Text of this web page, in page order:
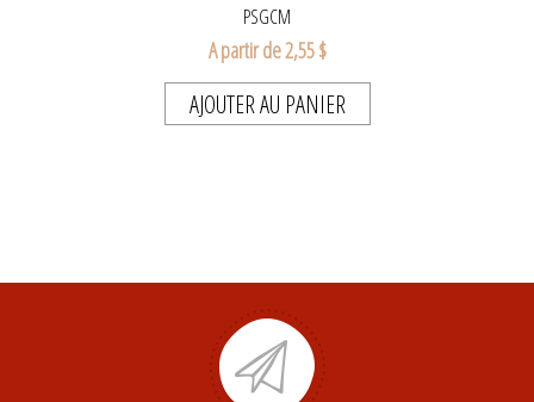
PSGCM
A partir de 2,55 $
AJOUTER AU PANIER